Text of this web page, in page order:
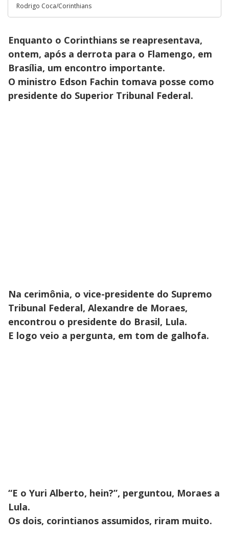
Rodrigo Coca/Corinthians
Enquanto o Corinthians se reapresentava,
ontem, após a derrota para o Flamengo, em
Brasília, um encontro importante.
O ministro Edson Fachin tomava posse como
presidente do Superior Tribunal Federal.
Na cerimônia, o vice-presidente do Supremo
Tribunal Federal, Alexandre de Moraes,
encontrou o presidente do Brasil, Lula.
E logo veio a pergunta, em tom de galhofa.
“E o Yuri Alberto, hein?”, perguntou, Moraes a
Lula.
Os dois, corintianos assumidos, riram muito.